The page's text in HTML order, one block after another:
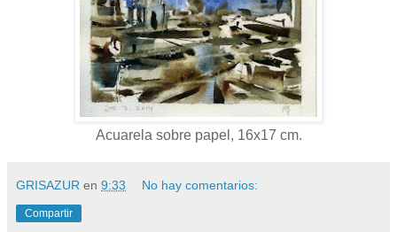
Acuarela sobre papel, 16x17 cm.
GRISAZUR en 9:33 No hay comentarios:
Compartir